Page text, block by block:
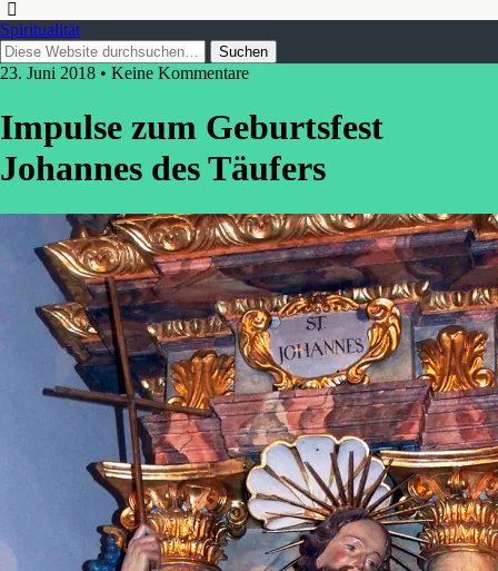
Spiritualität
23. Juni 2018 • Keine Kommentare
Impulse zum Geburtsfest
Johannes des Täufers